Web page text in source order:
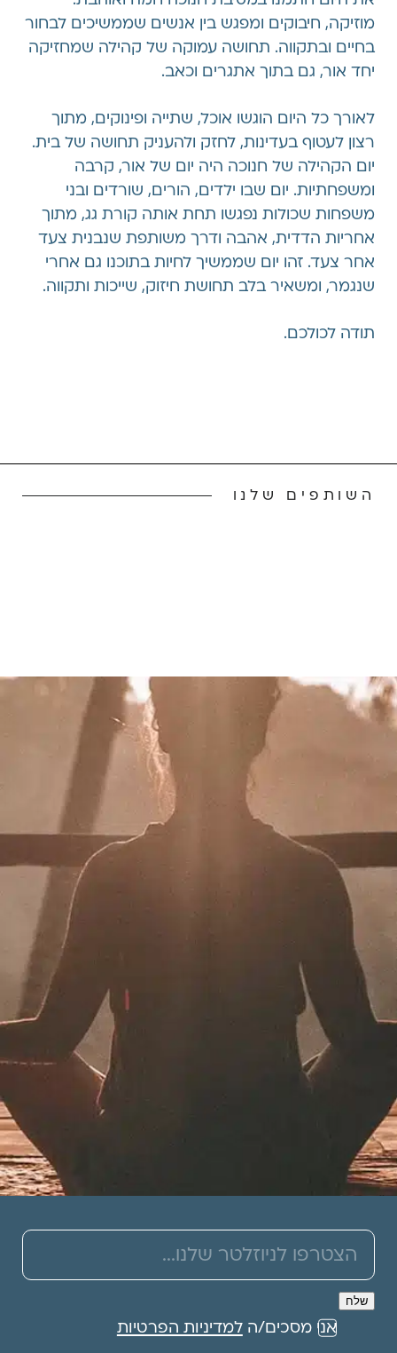
מוזיקה, חיבוקים ומפגש בין אנשים שממשיכים לבחור
בחיים ובתקווה. תחושה עמוקה של קהילה שמחזיקה
יחד אור, גם בתוך אתגרים וכאב.
לאורך כל היום הוגשו אוכל, שתייה ופינוקים, מתוך
רצון לעטוף בעדינות, לחזק ולהעניק תחושה של בית.
יום הקהילה של חנוכה היה יום של אור, קרבה
ומשפחתיות. יום שבו ילדים, הורים, שורדים ובני
משפחות שכולות נפגשו תחת אותה קורת גג, מתוך
אחריות הדדית, אהבה ודרך משותפת שנבנית צעד
אחר צעד. זהו יום שממשיך לחיות בתוכנו גם אחרי
שנגמר, ומשאיר בלב תחושת חיזוק, שייכות ותקווה.
תודה לכולכם.
השותפים שלנו
אני מסכים/הלמדיניות הפרטיות